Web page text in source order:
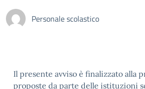
Personale scolastico
Il presente avviso è finalizzato alla
proposte da parte delle istituzioni